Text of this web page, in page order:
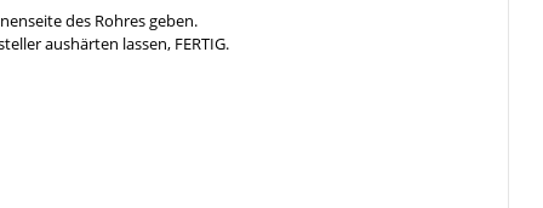
des Rohres geben.
aushärten lassen, FERTIG.